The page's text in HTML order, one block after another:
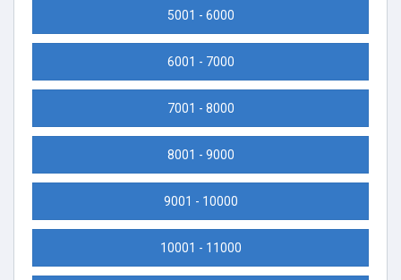
5001 - 6000
6001 - 7000
7001 - 8000
8001 - 9000
9001 - 10000
10001 - 11000